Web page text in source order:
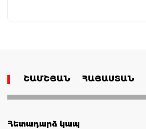
ՇԱՄՇՅԱՆ ՀԱՅԱՍՏԱՆ
Հետադարձ կապ